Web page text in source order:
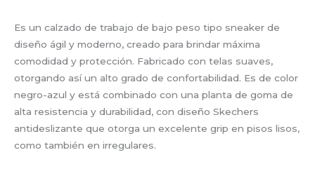
Es un calzado de trabajo de bajo peso tipo sneaker de
diseño ágil y moderno, creado para brindar máxima
comodidad y protección. Fabricado con telas suaves,
otorgando así un alto grado de confortabilidad. Es de color
negro-azul y está combinado con una planta de goma de
alta resistencia y durabilidad, con diseño Skechers
antideslizante que otorga un excelente grip en pisos lisos,
como también en irregulares.